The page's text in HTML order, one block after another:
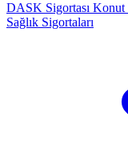
DASK Sigortası Konut
Sağlık Sigortaları